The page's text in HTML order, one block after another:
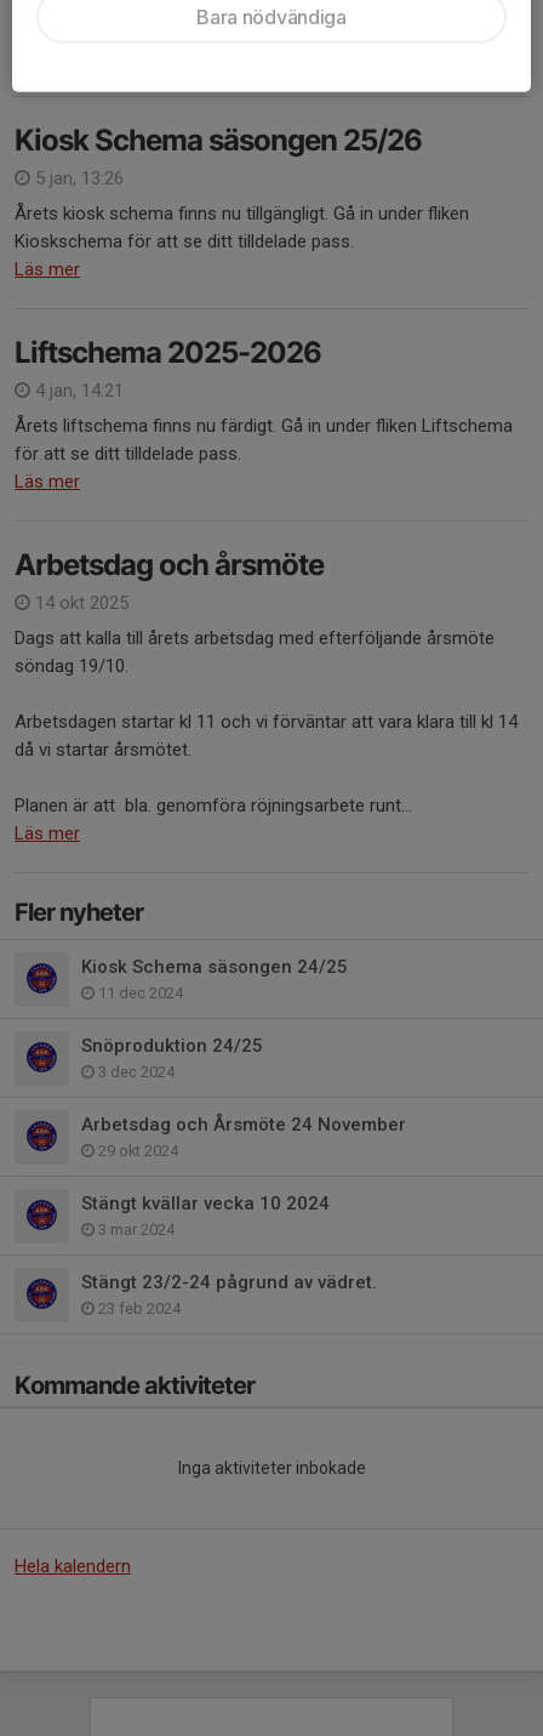
Kiosk Schema säsongen 25/26
5 jan, 13:26
Årets kiosk schema finns nu tillgängligt. Gå in under fliken
Kioskschema för att se ditt tilldelade pass.
Läs mer
Liftschema 2025-2026
4 jan, 14:21
Årets liftschema finns nu färdigt. Gå in under fliken Liftschema
för att se ditt tilldelade pass.
Läs mer
Arbetsdag och årsmöte
14 okt 2025
Dags att kalla till årets arbetsdag med efterföljande årsmöte
söndag 19/10.
Arbetsdagen startar kl 11 och vi förväntar att vara klara till kl 14
då vi startar årsmötet.
Planen är att bla. genomföra röjningsarbete runt...
Läs mer
Fler nyheter
Kiosk Schema säsongen 24/25
11 dec 2024
Snöproduktion 24/25
3 dec 2024
Arbetsdag och Årsmöte 24 November
29 okt 2024
Stängt kvällar vecka 10 2024
3 mar 2024
Stängt 23/2-24 pågrund av vädret.
23 feb 2024
Kommande aktiviteter
Inga aktiviteter inbokade
Hela kalendern
Bara nödvändiga